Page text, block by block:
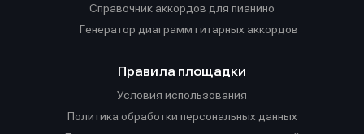
Справочник аккордов для пианино
Генератор диаграмм гитарных аккордов
Правила площадки
Условия использования
Политика обработки персональных данных